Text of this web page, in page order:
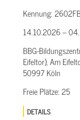
Kennung:
14.10.2026 –
BBG-
Eifeltor), Am
50997 Köln
Freie Plätze:25
DETAILS